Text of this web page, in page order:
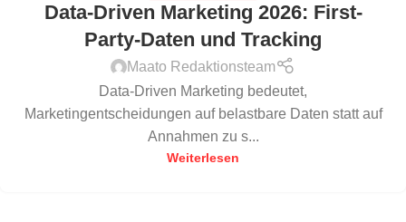
Data-Driven Marketing 2026: First-
Party-Daten und Tracking
Maato Redaktionsteam
Data-Driven Marketing bedeutet,
Marketingentscheidungen auf belastbare Daten statt auf
Annahmen zu s...
Weiterlesen